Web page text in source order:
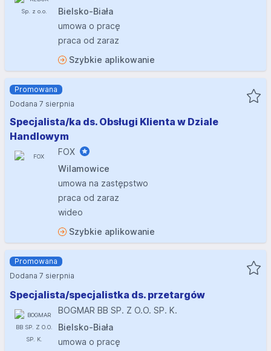
Bielsko-Biała
umowa o pracę
praca od zaraz
Szybkie aplikowanie
Specjalista/ka ds. Obsługi Klienta w Dziale
Handlowym
FOX
Wilamowice
umowa na zastępstwo
praca od zaraz
wideo
Szybkie aplikowanie
Promowana
Dodana 7 sierpnia
Specjalista/specjalistka ds. przetargów
BOGMAR BB SP. Z O.O. SP. K.
Bielsko-Biała
umowa o pracę
Promowana
Dodana 7 sierpnia